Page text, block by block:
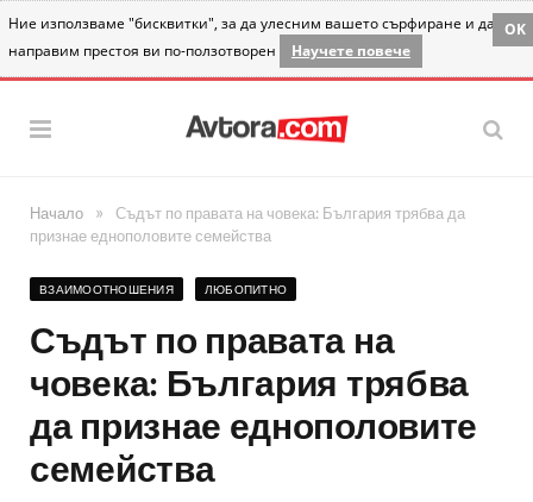
Ние използваме "бисквитки", за да улесним вашето сърфиране и да
направим престоя ви по-ползотворен
Научете повече
OK
Начало »
Съдът по правата на човека: България трябва да
признае еднополовите семейства
ВЗАИМООТНОШЕНИЯ ЛЮБОПИТНО
Съдът по правата на
човека: България трябва
да признае еднополовите
семейства